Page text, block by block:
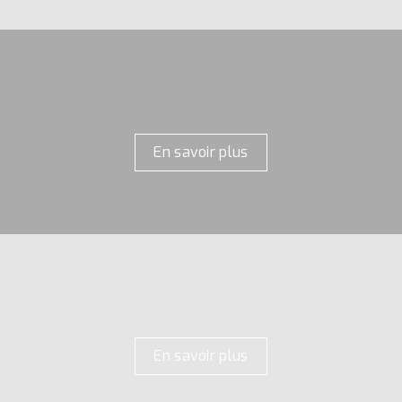
En savoir plus
En savoir plus